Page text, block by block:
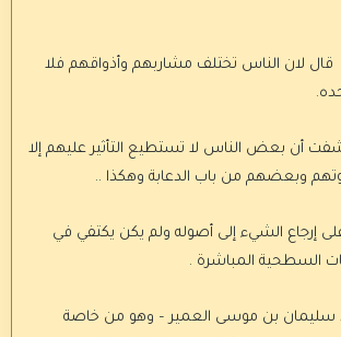
لان الناس تختلف مشاربهم وأذواقهم فلا
أن بعض الناس لا تستطيع التأثير عليهم إلا
وبعضهم من باب الدعابة وهكذا ..
إرجاع الشيء إلى أصوله ولم يكن يكتفي في
السطحية المباشرة .
سليمان بن موسى العمير – وهو من خاصة